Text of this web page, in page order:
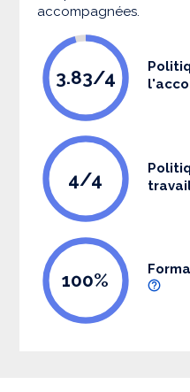
accompagnées.
3.83/4
4/4
100%